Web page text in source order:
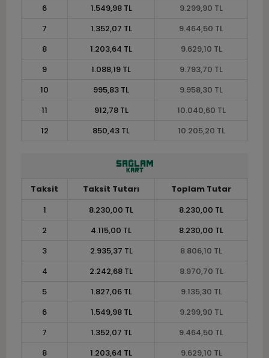
6
1.549,98 TL
9.299,90 TL
7
1.352,07 TL
9.464,50 TL
8
1.203,64 TL
9.629,10 TL
9
1.088,19 TL
9.793,70 TL
10
995,83 TL
9.958,30 TL
11
912,78 TL
10.040,60 TL
12
850,43 TL 10.205,20 TL
Taksit Taksit Tutarı
Toplam Tutar
1
8.230,00 TL
8.230,00 TL
2
4.115,00 TL
8.230,00 TL
3
2.935,37 TL
8.806,10 TL
4
2.242,68 TL
8.970,70 TL
5
1.827,06 TL
9.135,30 TL
6
1.549,98 TL
9.299,90 TL
7
1.352,07 TL
9.464,50 TL
8
1.203,64 TL
9.629,10 TL